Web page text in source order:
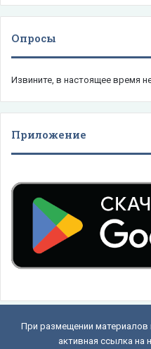
Опросы
Извините, в настоящее время
Приложение
При размещении материалов
активная ссылка на